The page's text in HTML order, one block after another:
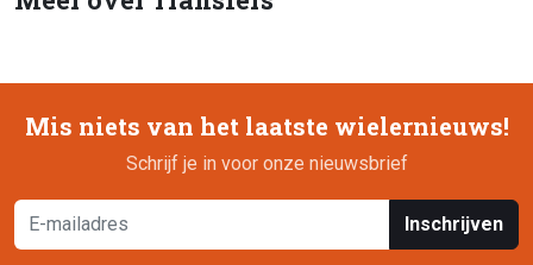
Mis niets van het laatste wielernieuws!
Schrijf je in voor onze nieuwsbrief
Inschrijven